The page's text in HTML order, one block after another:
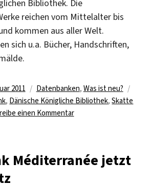
Bibliothek. Die
reichen vom Mittelalter bis
kommen aus aller Welt.
sich u.a. Bücher, Handschriften,
2011 Kategorien
Datenbanken, Was ist neu?
, Dänische Königliche Bibliothek,Skatte
einen Kommentarzu
Treasures
Méditerranée jetzt